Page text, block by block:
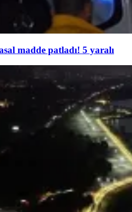
madde patladı! 5 yaralı